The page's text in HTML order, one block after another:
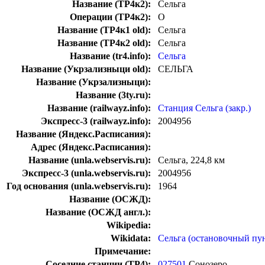
Название (ТР4к2):
Сельга
Операции (ТР4к2):
О
Название (ТР4к1 old):
Сельга
Название (ТР4к2 old):
Сельга
Название (tr4.info):
Сельга
Название (Укрзализныци old):
СЕЛЬГА
Название (Укрзализныци):
Название (3ty.ru):
Название (railwayz.info):
Станция Сельга (закр.)
Экспресс-3 (railwayz.info):
2004956
Название (Яндекс.Расписания):
Адрес (Яндекс.Расписания):
Название (unla.webservis.ru):
Сельга, 224,8 км
Экспресс-3 (unla.webservis.ru):
2004956
Год основания (unla.webservis.ru):
1964
Название (ОСЖД):
Название (ОСЖД англ.):
Wikipedia:
Wikidata:
Сельга (остановочный
Примечание: